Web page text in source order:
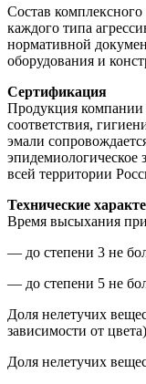
Состав
каждого типа
нормативной
оборудования и
Сертификация
Продукция
соответствия,
эмали
всей территории
Технические
Время высыхания
— до степени 3 не
— до степени 5 не
Доля нелетучих
зависимости от цвета)
Доля нелетучих